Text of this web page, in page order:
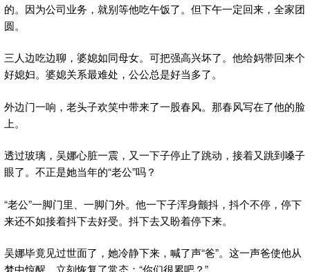
的。因为公司业务，就别等他吃午饭了。但下午一定回来，全家团
圆。
三人边吃边聊，婆媳如同母女。可把强高兴坏了。他给妈带回来个
好媳妇。婆媳关系最难处，公公总是好当多了。
外边门一响，老头子欢笑中带来了一股春风。那春风写在了他的脸
上。
透过玻璃，吴娜心脏一震，又一下子停止了跳动，接着又跳到嗓子
眼了。不正是她当年的“老公”吗？
“老公”一脚门里、一脚门外。他一下子浑身颤抖，抖个不停，停下
来还不如接着抖下去好受。抖下去又盼着停下来。
吴娜毕竟见过世面了，她冷静下来，喊了声“爸”。这一声爸使他从
梦中惊醒，立刻恢复了常态：“你们很累吧？”